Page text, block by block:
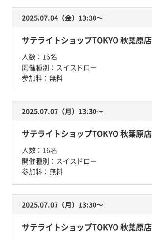
2025.07.04（金）13:30〜
サテライトショップTOKYO 秋葉原店
人数： 16名
開催種別： スイスドロー
参加料： 無料
2025.07.07（月）13:30〜
サテライトショップTOKYO 秋葉原店
人数： 16名
開催種別： スイスドロー
参加料： 無料
2025.07.07（月）13:30〜
サテライトショップTOKYO 秋葉原店